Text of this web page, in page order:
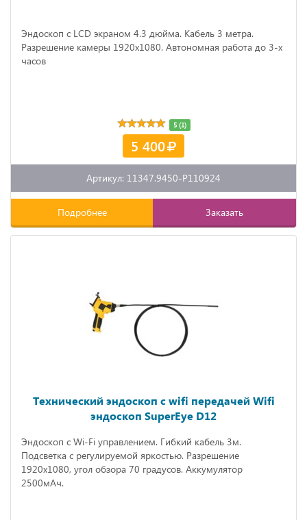
Эндоскоп с LCD экраном 4.3 дюйма. Кабель 3 метра.
Разрешение камеры 1920х1080. Автономная работа до 3-х
часов
5 (1)
5 400
Артикул: 11347.9450-P110924
Подробнее Заказать
Технический эндоскоп с wifi передачей Wifi
эндоскоп SuperEye D12
Эндоскоп с Wi-Fi управлением. Гибкий кабель 3м.
Подсветка с регулируемой яркостью. Разрешение
1920х1080, угол обзора 70 градусов. Аккумулятор
2500мАч.